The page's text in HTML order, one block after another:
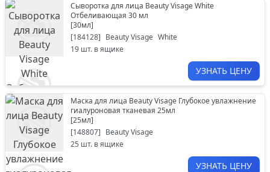
Сыворотка для лица Beauty Visage White
Отбеливающая 30 мл
[30мл]
[184128] Beauty Visage White
19 шт. в ящике
УЗНАТЬ ЦЕНУ
Маска для лица Beauty Visage Глубокое увлажнение
гиалуроновая тканевая 25мл
[25мл]
[148807] Beauty Visage
25 шт. в ящике
УЗНАТЬ ЦЕНУ